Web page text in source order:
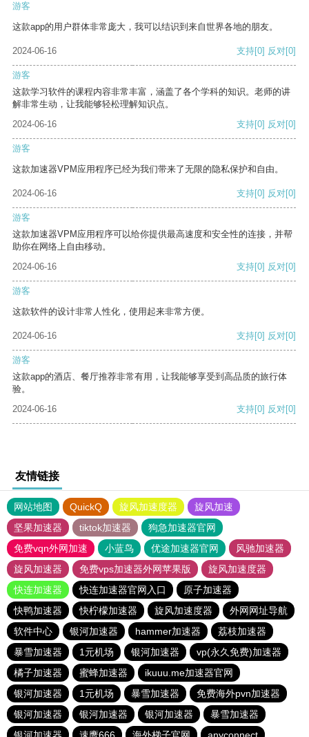
游客
这款app的用户群体非常庞大，我可以结识到来自世界各地的朋友。
2024-06-16 支持[0] 反对[0]
游客
这款学习软件的课程内容非常丰富，涵盖了各个学科的知识。老师的讲
解非常生动，让我能够轻松理解知识点。
2024-06-16
支持[0] 反对[0]
游客
这款加速器VPM应用程序已经为我们带来了无限的隐私保护和自由。
2024-06-16 支持[0] 反对[0]
游客
这款加速器VPM应用程序可以给你提供最高速度和安全性的连接，并帮
助你在网络上自由移动。
2024-06-16
支持[0] 反对[0]
游客
这款软件的设计非常人性化，使用起来非常方便。
2024-06-16 支持[0] 反对[0]
游客
这款app的酒店、餐厅推荐非常有用，让我能够享受到高品质的旅行体
验。
2024-06-16
支持[0] 反对[0]
友情链接
网站地图 QuickQ 旋风加速度器
旋风加速
坚果加速器
tiktok加速器
狗急加速器官网
免费vqn外网加速
小蓝鸟 优途加速器官网
风驰加速器
旋风加速器
免费vps加速器外网苹果版
旋风加速度器
快连加速器
快连加速器官网入口
原子加速器
快鸭加速器
快柠檬加速器 旋风加速度器
外网网址导航
软件中心
银河加速器 hammer加速器
荔枝加速器
暴雪加速器
1元机场 银河加速器
vp(永久免费)加速器
橘子加速器
蜜蜂加速器
ikuuu.me加速器官网
银河加速器
1元机场 暴雪加速器
免费海外pvn加速器
银河加速器
银河加速器 银河加速器
暴雪加速器